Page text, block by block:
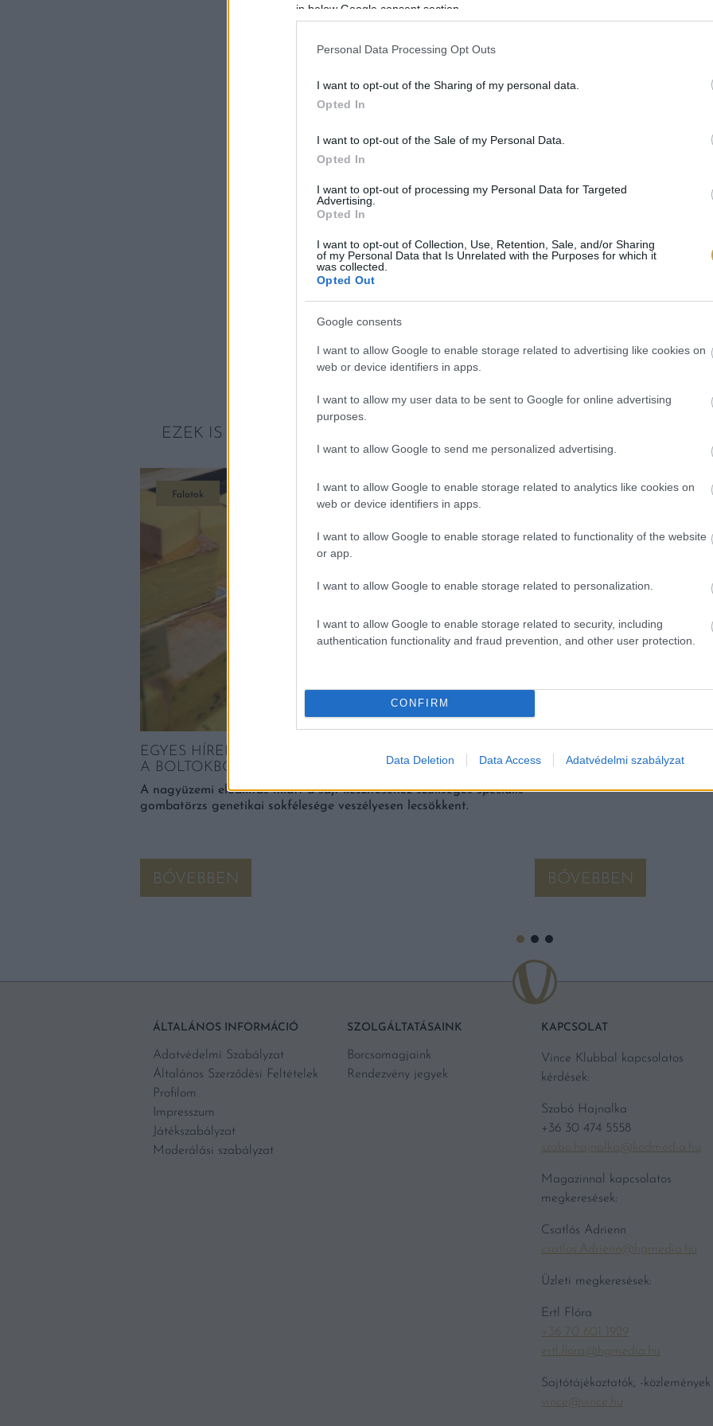
in below Google consent section.
Personal Data Processing Opt Outs
I want to opt-out of the Sharing of my personal data.
Opted In
I want to opt-out of the Sale of my Personal Data.
Opted In
I want to opt-out of processing my Personal Data for Targeted
Advertising.
Opted In
I want to opt-out of Collection, Use, Retention, Sale, and/or Sharing
of my Personal Data that Is Unrelated with the Purposes for which it
was collected.
Opted Out
Google consents
I want to allow Google to enable storage related to advertising like cookies on
web or device identifiers in apps.
I want to allow my user data to be sent to Google for online advertising
purposes.
I want to allow Google to send me personalized advertising.
I want to allow Google to enable storage related to analytics like cookies on
web or device identifiers in apps.
I want to allow Google to enable storage related to functionality of the website
or app.
I want to allow Google to enable storage related to personalization.
I want to allow Google to enable storage related to security, including
authentication functionality and fraud prevention, and other user protection.
CONFIRM
Data Deletion Data Access Adatvédelmi szabályzat
EZEK IS ÉRDEKELHETNEK
Falatok
EGYES HÍREK SZERINT HAMAROSAN ÖRÖKRE ELTŰNIK
A BOLTOKBÓL KEDVENC SAJTUNK
A nagyüzemi előállítás miatt a sajt készítéséhez szükséges speciális
gombatörzs genetikai sokfélesége veszélyesen lecsökkent.
BŐVEBBEN
Kortyok
A MOUTON ROTSCHILD
EGY HÍRES MŰVÉSZ
A Mouton Rotschild, a világ
híres skót festőművészt kért
BŐVEBBEN
ÁLTALÁNOS INFORMÁCIÓ
Adatvédelmi Szabályzat
Általános Szerződési Feltételek
Profilom
Impresszum
Játékszabályzat
Moderálási szabályzat
SZOLGÁLTATÁSAINK
Borcsomagjaink
Rendezvény jegyek
KAPCSOLAT
Vince Klubbal kapcsolatos
kérdések:
Szabó Hajnalka
+36 30 474 5558
szabo.hajnalka@kodmedia.hu
Magazinnal kapcsolatos
megkeresések:
Csatlós Adrienn
csatlos.Adrienn@hgmedia.hu
Üzleti megkeresések:
Ertl Flóra
+36 70 601 1929
ertl.flora@hgmedia.hu
Sajtótájékoztatók, -közlemények
vince@vince.hu